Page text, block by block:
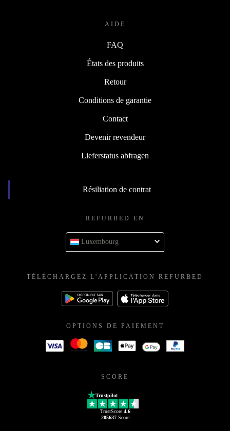
AIDE
FAQ
États des produits
Retour
Conditions de garantie
Contact
Devenir revendeur
Lieferstatus abfragen
Résiliation de contrat
REFURBED EN
Luxembourg
TÉLÉCHARGEZ L'APPLICATION REFURBED
OPTIONS DE PAIEMENT
SCORE
Trustpilot
TrustScore 4.6
205637Score